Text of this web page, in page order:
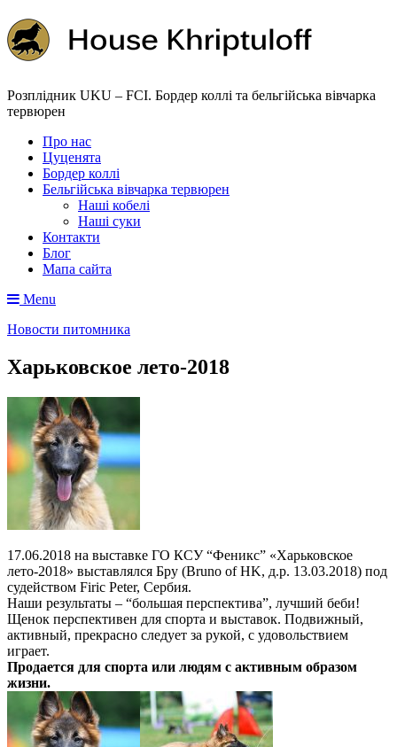
Розплідник UKU – FCI. Бордер коллі та бельгійська вівчарка
тервюрен
Про нас
Цуценята
Бордер коллі
Бельгійська вівчарка тервюрен
Наші кобелі
Наші суки
Контакти
Блог
Мапа сайта
Menu
Новости питомника
Харьковское лето-2018
17.06.2018 на выставке ГО КСУ “Феникс” «Харьковское
лето-2018» выставлялся Бру (Bruno of HK, д.р. 13.03.2018) под
судейством Firic Peter, Сербия.
Наши результаты – “большая перспектива”, лучший беби!
Щенок перспективен для спорта и выставок. Подвижный,
активный, прекрасно следует за рукой, с удовольствием
играет.
Продается для спорта или людям с активным образом
жизни.